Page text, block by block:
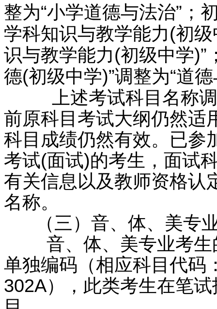
整为“小学道德与法治”；
学科知识与教学能力(初
识与教学能力(初级中学)”
德(初级中学)”调整为“道
上述考试科目名称调
前原科目考试大纲仍然适
科目成绩仍然有效。已参
考试(面试)的考生，面试
有关信息以及教师资格认
名称。
（三）音、体、美专
音、体、美专业考生
单独编码（相应科目代码
302A），此类考生在笔